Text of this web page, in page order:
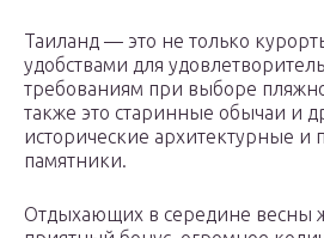
Таиланд — это не только
удобствами для
требованиям при выборе
также это старинные обычаи и
исторические архитектурные и
памятники.
Отдыхающих в середине весны